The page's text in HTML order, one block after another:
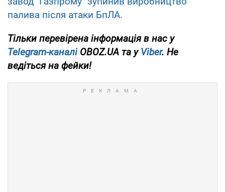
палива після атаки БпЛА.
Тільки перевірена інформація в нас у
Telegram-каналіOBOZ.UA та уViber. Не
ведіться на фейки!